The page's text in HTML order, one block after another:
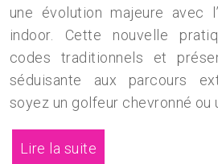
une évolution majeure avec
indoor. Cette nouvelle
codes traditionnels et
séduisante aux parcours
soyez un golfeur chevronné ou
Lire la suite